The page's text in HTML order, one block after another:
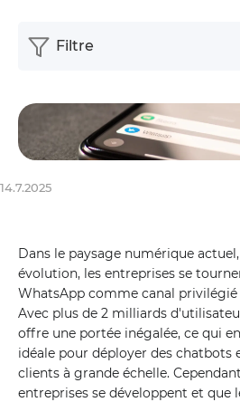
14.7.2025
Dans le paysage numérique
évolution, les entreprises se
WhatsApp comme canal
Avec plus de 2 milliards
offre une portée inégalée, ce qui
idéale pour déployer des chatbots
clients à grande échelle.
entreprises se développent et que
Filtre